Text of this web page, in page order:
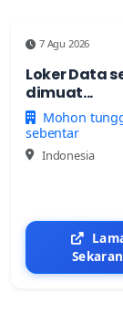
7 Agu 2026
Loker Data
dimuat...
Mohon
sebentar
Indonesia